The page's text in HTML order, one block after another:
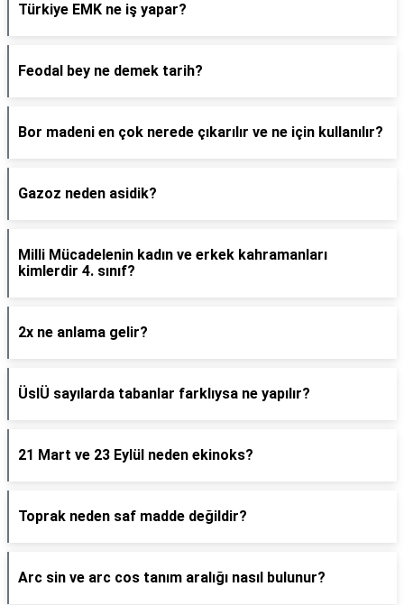
Türkiye EMK ne iş yapar?
Feodal bey ne demek tarih?
Bor madeni en çok nerede çıkarılır ve ne için kullanılır?
Gazoz neden asidik?
Milli Mücadelenin kadın ve erkek kahramanları
kimlerdir 4. sınıf?
2x ne anlama gelir?
ÜslÜ sayılarda tabanlar farklıysa ne yapılır?
21 Mart ve 23 Eylül neden ekinoks?
Toprak neden saf madde değildir?
Arc sin ve arc cos tanım aralığı nasıl bulunur?